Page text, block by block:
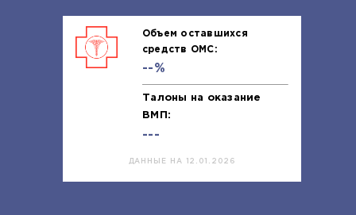
Объем оставшихся
средств ОМС:
--%
Талоны на оказание
ВМП:
---
ДАННЫЕ НА 12.01.2026